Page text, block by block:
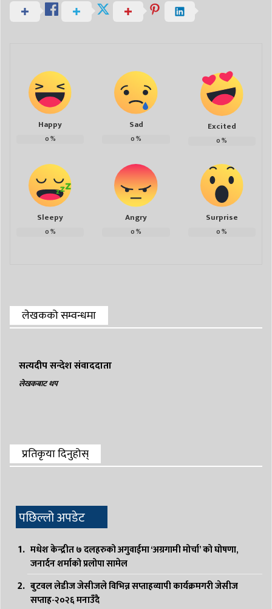
Happy
0%
Sad
0%
Excited
0%
Sleepy
0%
Angry
0%
Surprise
0%
लेखकको सम्वन्धमा
सत्यदीप सन्देश संवाददाता
लेखकबाट थप
प्रतिकृया दिनुहोस्
पछिल्लो अपडेट
मधेश केन्द्रीत ७ दलहरुको अगुवाईमा ‘अग्रगामी मोर्चा’ को घोषणा,
जनार्दन शर्माको प्रलोपा सामेल
बुटवल लेडीज जेसीजले विभिन्न सप्ताहव्यापी कार्यक्रमगरी जेसीज
सप्ताह-२०२६ मनाउँदै